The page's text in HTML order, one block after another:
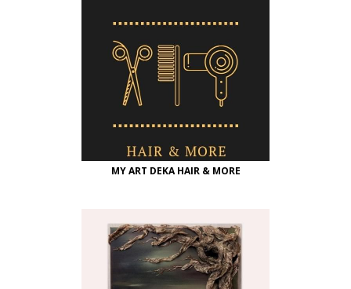
MY ART DEKA HAIR & MORE